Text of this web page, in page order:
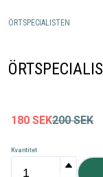
ÖRTSPECIALISTEN
180 SEK200 SEK
Kvantitet